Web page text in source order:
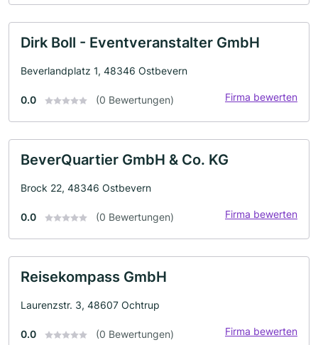
Dirk Boll - Eventveranstalter GmbH
Beverlandplatz 1, 48346 Ostbevern
0.0 (0 Bewertungen) Firma bewerten
BeverQuartier GmbH & Co. KG
Brock 22, 48346 Ostbevern
0.0 (0 Bewertungen) Firma bewerten
Reisekompass GmbH
Laurenzstr. 3, 48607 Ochtrup
0.0 (0 Bewertungen) Firma bewerten